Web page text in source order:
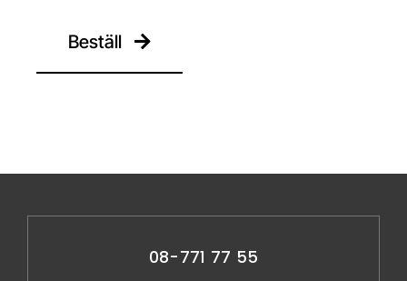
Beställ
08-771 77 55